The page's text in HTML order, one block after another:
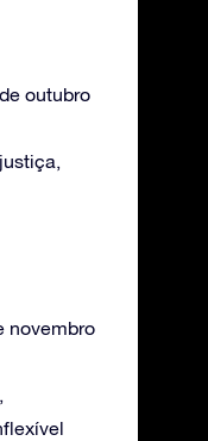
outubro
novembro